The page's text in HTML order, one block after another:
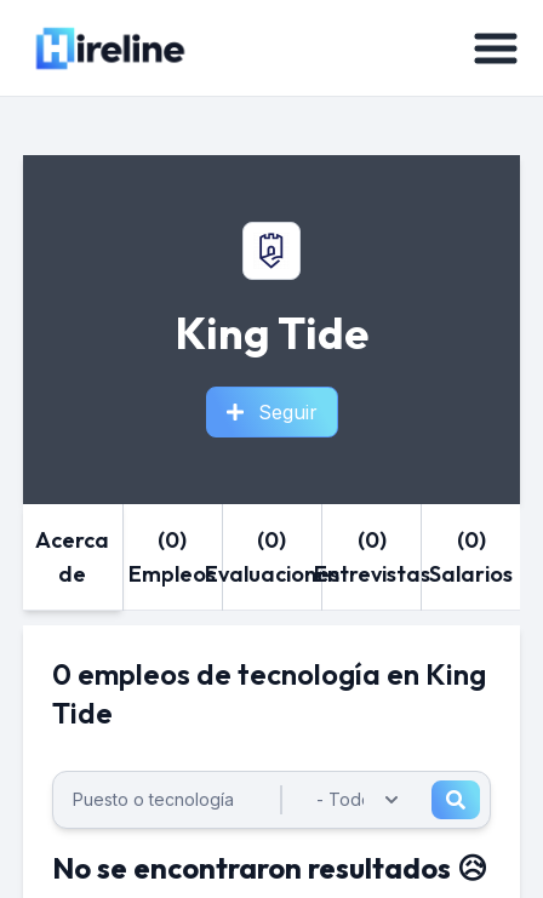
King Tide
Seguir
Acerca
de
(0)
Empleos
(0)
Evaluaciones
(0)
Entrevistas
(0)
Salarios
0 empleos de tecnología en King
Tide
No se encontraron resultados 😥